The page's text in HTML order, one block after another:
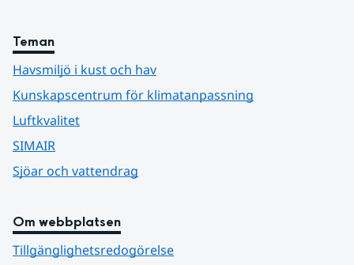
Teman
Havsmiljö i kust och hav
Kunskapscentrum för klimatanpassning
Luftkvalitet
SIMAIR
Sjöar och vattendrag
Om webbplatsen
Tillgänglighetsredogörelse